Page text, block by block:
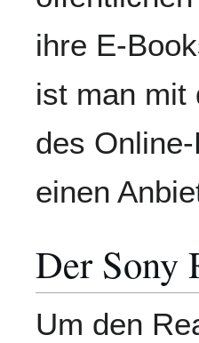
ihre E-
ist man mit
des
einen
Der Sony
Um den